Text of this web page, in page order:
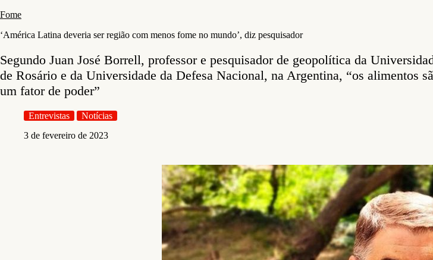
Fome
‘América Latina deveria ser região com menos fome no mundo’, diz pesquisador
Segundo Juan José Borrell, professor e pesquisador de geopolítica da
de Rosário e da Universidade da Defesa Nacional, na Argentina, “os alimentos
um fator de poder”
Entrevistas
Notícias
3 de fevereiro de 2023